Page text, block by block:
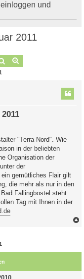
und
2011
Suche
"Terra-Nord". Wie
in der beliebten
Organisation der
der
gemütliches Flair gilt
die mehr als nur in den
Fallingbostel steht.
Tag mit Ihnen in der
b